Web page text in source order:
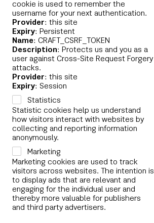
cookie is used to remember the
username for your next authentication.
Provider: this site
Expiry: Persistent
Name: CRAFT_CSRF_TOKEN
Description: Protects us and you as a
user against Cross-Site Request Forgery
attacks.
Provider: this site
Expiry: Session
Statistics
Statistic cookies help us understand
how visitors interact with websites by
collecting and reporting information
anonymously.
Marketing
Marketing cookies are used to track
visitors across websites. The intention is
to display ads that are relevant and
engaging for the individual user and
thereby more valuable for publishers
and third party advertisers.